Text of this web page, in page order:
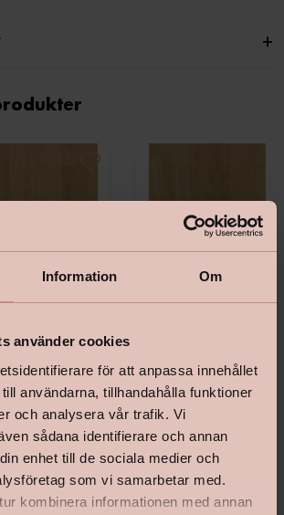
Information Om
använder cookies
för att anpassa innehållet
användarna, tillhandahålla funktioner
och analysera vår trafik. Vi
sådana identifierare och annan
enhet till de sociala medier och
som vi samarbetar med.
kombinera informationen med annan
+
Maxwood Lodge Ek